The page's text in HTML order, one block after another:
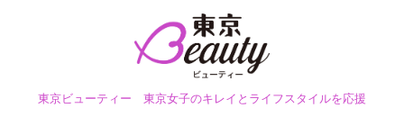
東京ビューティー 東京女子のキレイとライフスタイルを応援